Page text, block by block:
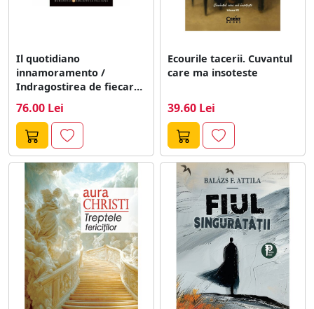
Il quotidiano
innamoramento /
Indragostirea de fiecare
76.00 Lei
Ecourile tacerii. Cuvantul
care ma insoteste
39.60 Lei